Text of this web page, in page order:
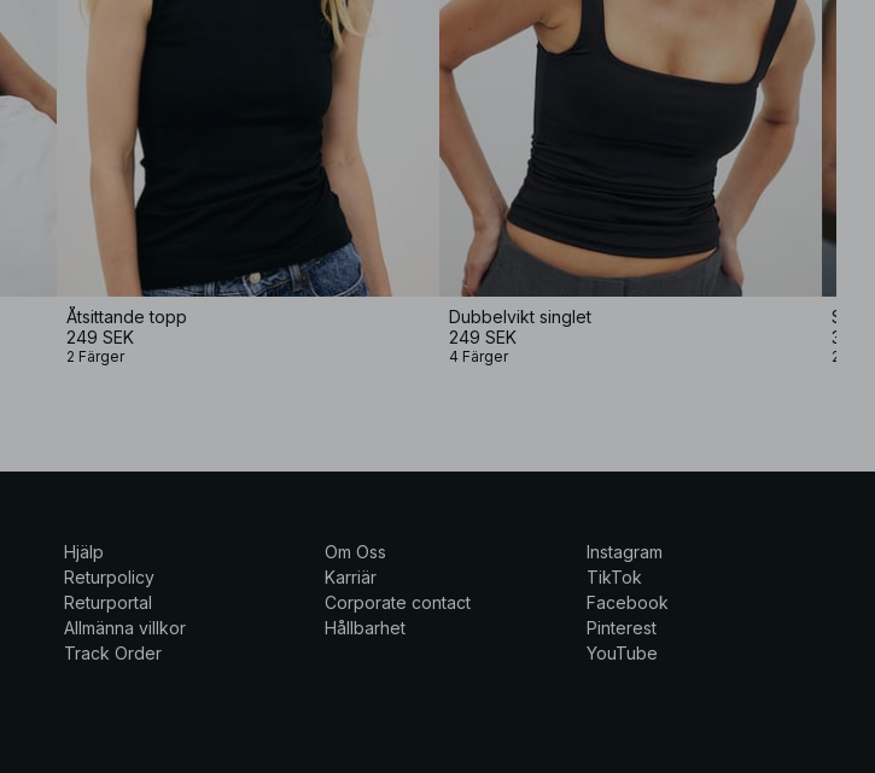
Åtsittande topp
249 SEK
2 Färger
Dubbelvikt singlet
249 SEK
4 Färger
349
2
Hjälp
Returpolicy
Returportal
Allmänna villkor
Track Order
Om Oss
Karriär
Corporate contact
Hållbarhet
Instagram
TikTok
Facebook
Pinterest
YouTube